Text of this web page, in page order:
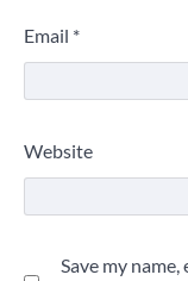
Email *
Website
Save my